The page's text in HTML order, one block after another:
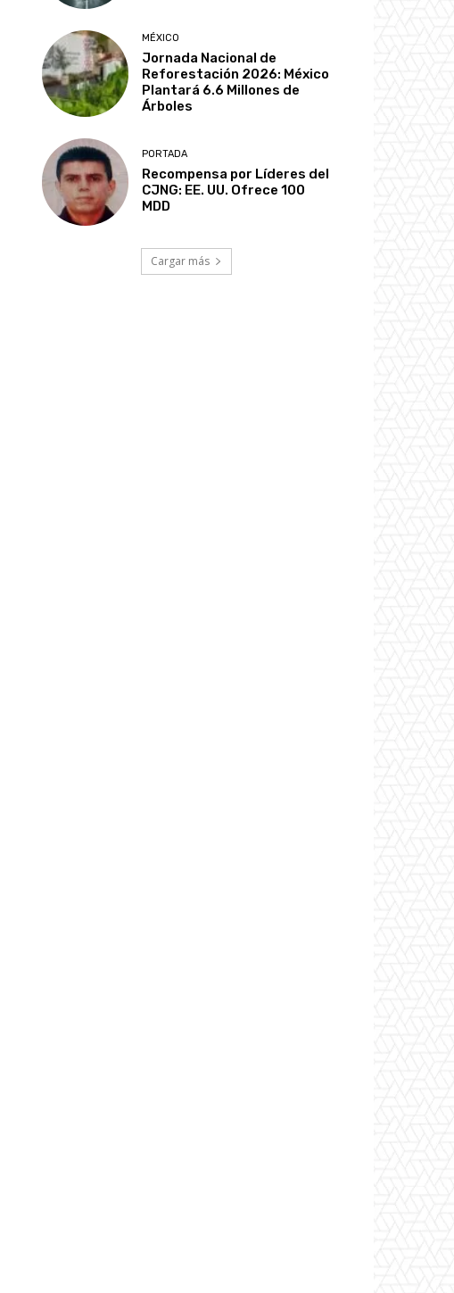
MÉXICO
Jornada Nacional de
Reforestación 2026: México
Plantará 6.6 Millones de
Árboles
PORTADA
Recompensa por Líderes del
CJNG: EE. UU. Ofrece 100
MDD
Cargar más